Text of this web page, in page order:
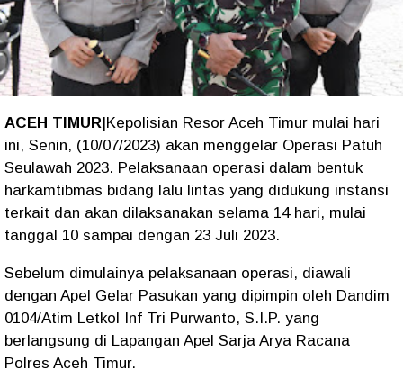
ACEH TIMUR|Kepolisian Resor Aceh Timur mulai hari
ini, Senin, (10/07/2023) akan menggelar Operasi Patuh
Seulawah 2023. Pelaksanaan operasi dalam bentuk
harkamtibmas bidang lalu lintas yang didukung instansi
terkait dan akan dilaksanakan selama 14 hari, mulai
tanggal 10 sampai dengan 23 Juli 2023.
Sebelum dimulainya pelaksanaan operasi, diawali
dengan Apel Gelar Pasukan yang dipimpin oleh Dandim
0104/Atim Letkol Inf Tri Purwanto, S.I.P. yang
berlangsung di Lapangan Apel Sarja Arya Racana
Polres Aceh Timur.